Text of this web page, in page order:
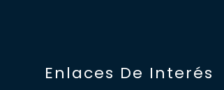
Enlaces De Interés